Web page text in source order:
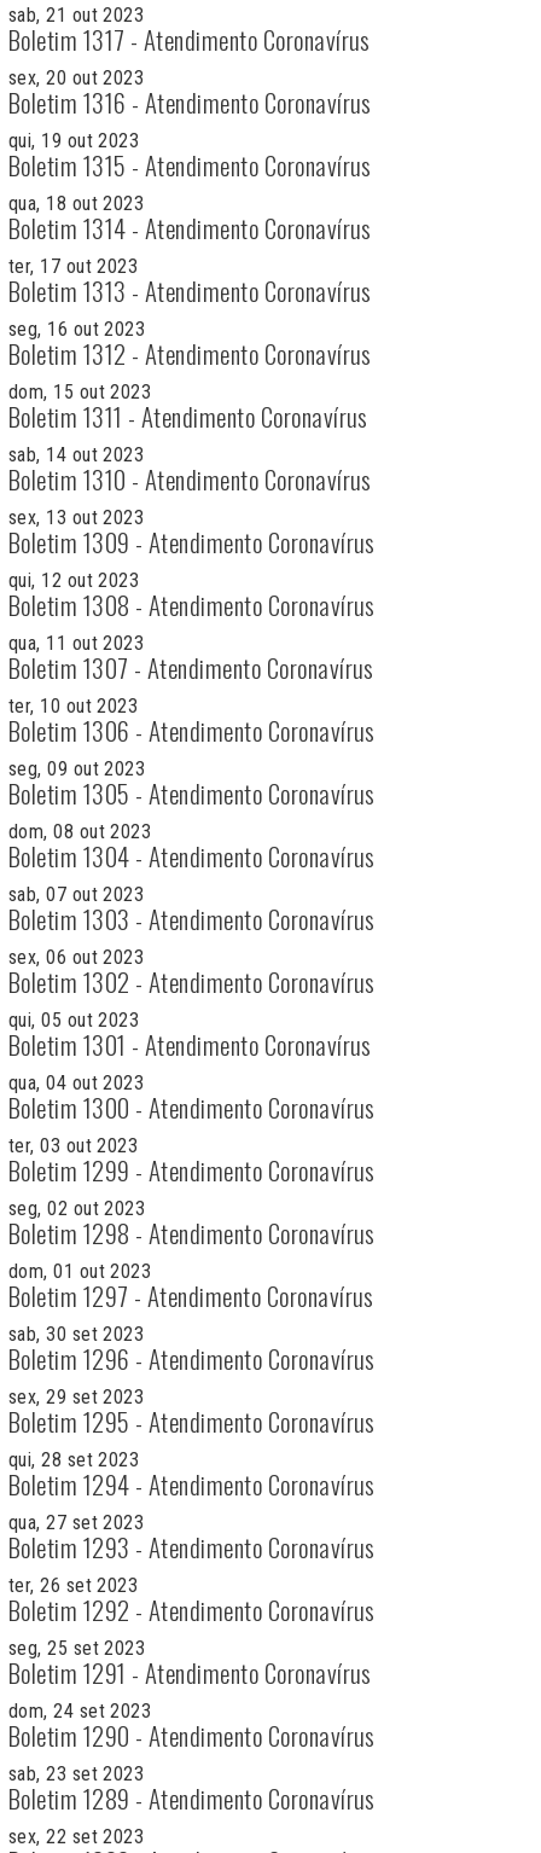
sab, 21 out 2023
Boletim 1317 - Atendimento Coronavírus
sex, 20 out 2023
Boletim 1316 - Atendimento Coronavírus
qui, 19 out 2023
Boletim 1315 - Atendimento Coronavírus
qua, 18 out 2023
Boletim 1314 - Atendimento Coronavírus
ter, 17 out 2023
Boletim 1313 - Atendimento Coronavírus
seg, 16 out 2023
Boletim 1312 - Atendimento Coronavírus
dom, 15 out 2023
Boletim 1311 - Atendimento Coronavírus
sab, 14 out 2023
Boletim 1310 - Atendimento Coronavírus
sex, 13 out 2023
Boletim 1309 - Atendimento Coronavírus
qui, 12 out 2023
Boletim 1308 - Atendimento Coronavírus
qua, 11 out 2023
Boletim 1307 - Atendimento Coronavírus
ter, 10 out 2023
Boletim 1306 - Atendimento Coronavírus
seg, 09 out 2023
Boletim 1305 - Atendimento Coronavírus
dom, 08 out 2023
Boletim 1304 - Atendimento Coronavírus
sab, 07 out 2023
Boletim 1303 - Atendimento Coronavírus
sex, 06 out 2023
Boletim 1302 - Atendimento Coronavírus
qui, 05 out 2023
Boletim 1301 - Atendimento Coronavírus
qua, 04 out 2023
Boletim 1300 - Atendimento Coronavírus
ter, 03 out 2023
Boletim 1299 - Atendimento Coronavírus
seg, 02 out 2023
Boletim 1298 - Atendimento Coronavírus
dom, 01 out 2023
Boletim 1297 - Atendimento Coronavírus
sab, 30 set 2023
Boletim 1296 - Atendimento Coronavírus
sex, 29 set 2023
Boletim 1295 - Atendimento Coronavírus
qui, 28 set 2023
Boletim 1294 - Atendimento Coronavírus
qua, 27 set 2023
Boletim 1293 - Atendimento Coronavírus
ter, 26 set 2023
Boletim 1292 - Atendimento Coronavírus
seg, 25 set 2023
Boletim 1291 - Atendimento Coronavírus
dom, 24 set 2023
Boletim 1290 - Atendimento Coronavírus
sab, 23 set 2023
Boletim 1289 - Atendimento Coronavírus
sex, 22 set 2023